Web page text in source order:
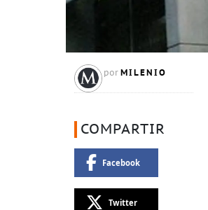
por MILENIO
COMPARTIR
Facebook
Twitter